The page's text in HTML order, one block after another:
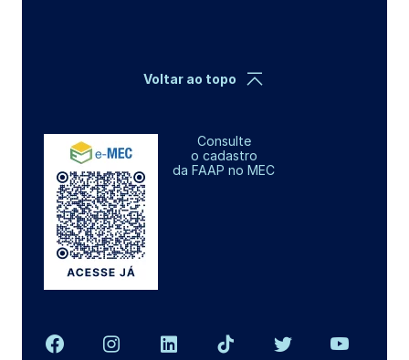
Consulte
o cadastro
da FAAP no MEC
Voltar ao topo